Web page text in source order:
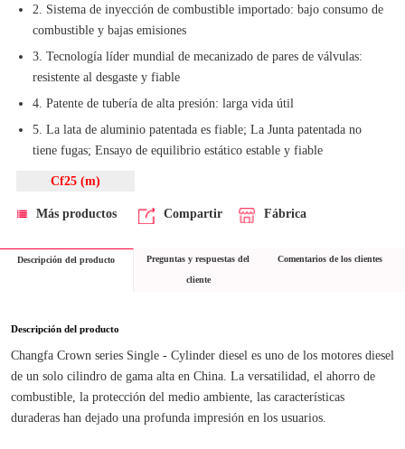
2. Sistema de inyección de combustible importado: bajo consumo de
combustible y bajas emisiones
3. Tecnología líder mundial de mecanizado de pares de válvulas:
resistente al desgaste y fiable
4. Patente de tubería de alta presión: larga vida útil
5. La lata de aluminio patentada es fiable; La Junta patentada no
tiene fugas; Ensayo de equilibrio estático estable y fiable
Cf25 (m)
Más productos Compartir Fábrica
Descripción del producto Preguntas y respuestas del
cliente
Comentarios de los clientes
Descripción del producto
Changfa Crown series Single - Cylinder diesel es uno de los motores diesel
de un solo cilindro de gama alta en China. La versatilidad, el ahorro de
combustible, la protección del medio ambiente, las características
duraderas han dejado una profunda impresión en los usuarios.